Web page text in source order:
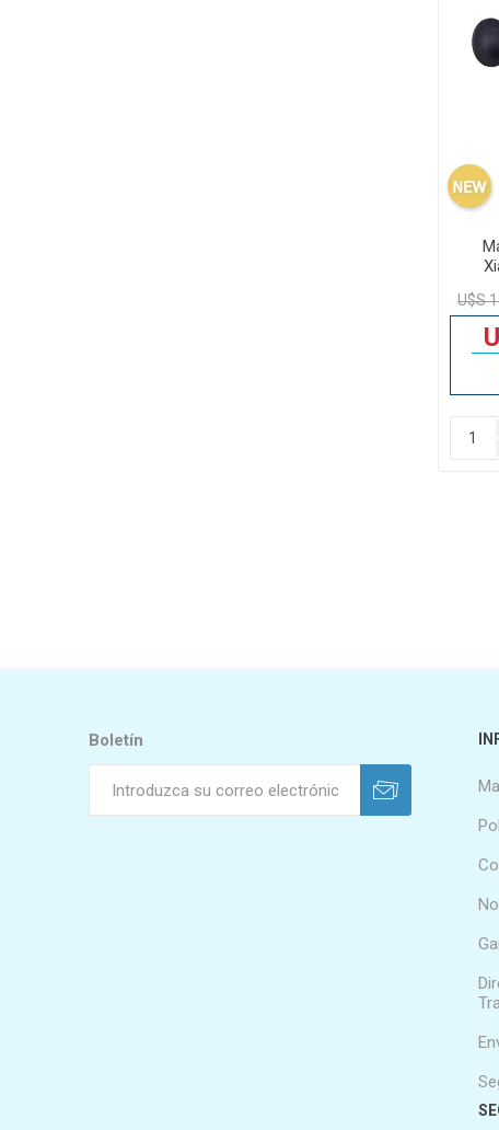
U$S
Boletín